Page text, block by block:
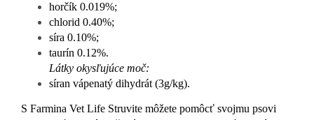
horčík 0.019%;
chlorid 0.40%;
síra 0.10%;
taurín 0.12%.
Látky okysľujúce moč:
síran vápenatý dihydrát (3g/kg).
S Farmina Vet Life Struvite môžete pomôcť svojmu psovi